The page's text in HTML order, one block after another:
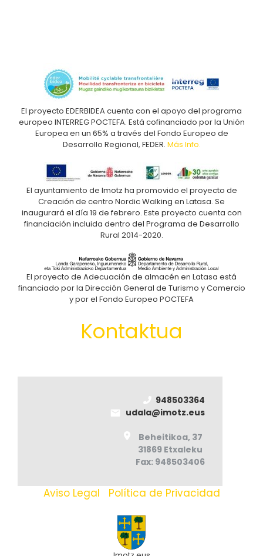
El proyecto EDERBIDEA cuenta con el apoyo del programa
europeo INTERREG POCTEFA. Está cofinanciado por la Unión
Europea en un 65% a través del Fondo Europeo de
Desarrollo Regional, FEDER. Más Info.
El ayuntamiento de Imotz ha promovido el proyecto de
Creación de centro Nordic Walking en Latasa. Se
inaugurará el día 19 de febrero. Este proyecto cuenta con
financiación incluida dentro del Programa de Desarrollo
Rural 2014-2020.
El proyecto de Adecuación de almacén en Latasa está
financiado por la Dirección General de Turismo y Comercio
y por el Fondo Europeo POCTEFA
Kontaktua
948503364
udala@imotz.eus
Beheitikoa, 37
31869 Etxaleku
Fax: 948503406
Aviso Legal Política de Privacidad